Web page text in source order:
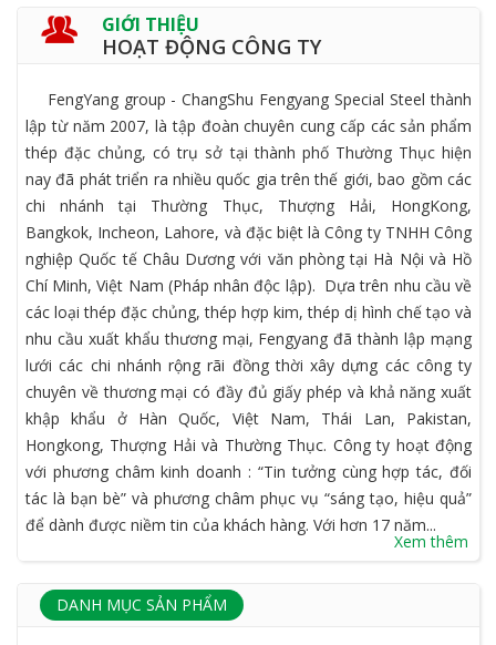
GIỚI THIỆU
HOẠT ĐỘNG CÔNG TY
FengYang group - ChangShu Fengyang Special Steel thành
lập từ năm 2007, là tập đoàn chuyên cung cấp các sản phẩm
thép đặc chủng, có trụ sở tại thành phố Thường Thục hiện
nay đã phát triển ra nhiều quốc gia trên thế giới, bao gồm các
chi nhánh tại Thường Thục, Thượng Hải, HongKong,
Bangkok, Incheon, Lahore, và đặc biệt là Công ty TNHH Công
nghiệp Quốc tế Châu Dương với văn phòng tại Hà Nội và Hồ
Chí Minh, Việt Nam (Pháp nhân độc lập). Dựa trên nhu cầu về
các loại thép đặc chủng, thép hợp kim, thép dị hình chế tạo và
nhu cầu xuất khẩu thương mại, Fengyang đã thành lập mạng
lưới các chi nhánh rộng rãi đồng thời xây dựng các công ty
chuyên về thương mại có đầy đủ giấy phép và khả năng xuất
khập khẩu ở Hàn Quốc, Việt Nam, Thái Lan, Pakistan,
Hongkong, Thượng Hải và Thường Thục. Công ty hoạt động
với phương châm kinh doanh : “Tin tưởng cùng hợp tác, đối
tác là bạn bè” và phương châm phục vụ “sáng tạo, hiệu quả”
để dành được niềm tin của khách hàng. Với hơn 17 năm...
Xem thêm
DANH MỤC SẢN PHẨM